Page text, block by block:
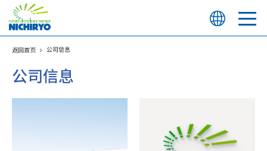
返回首页 公司信息
公司信息